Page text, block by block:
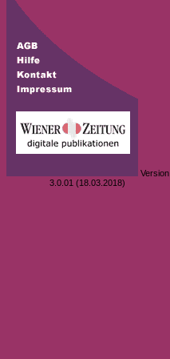
Version
3.0.01 (18.03.2018)